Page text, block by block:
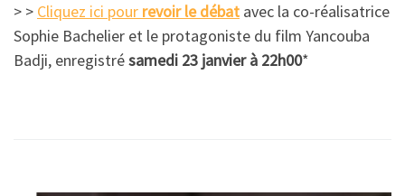
> > Cliquez ici pour revoir le débat avec la co-réalisatrice
Sophie Bachelier et le protagoniste du film Yancouba
Badji, enregistrésamedi 23 janvier à 22h00*